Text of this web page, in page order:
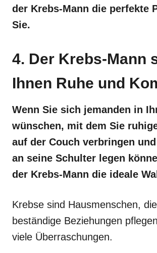
der Krebs-Mann die perfekte
Sie.
4. Der Krebs-Mann
Ihnen Ruhe und
Wenn Sie sich jemanden in
wünschen, mit dem Sie
auf der Couch verbringen
an seine Schulter legen
der Krebs-Mann die ideale
Krebse sind Hausmenschen,
beständige Beziehungen
viele Überraschungen.